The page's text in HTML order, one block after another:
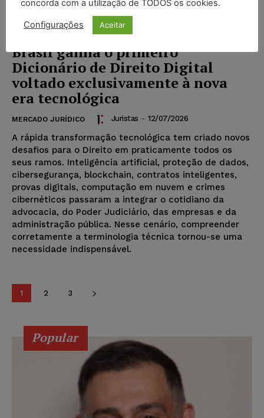
Brasil ganha o primeiro
Dicionário de Direito Digital
voltado exclusivamente à nova
era tecnológica
MERCADO JURÍDICO Juristas - 12/07/2026
A rápida transformação tecnológica tem criado novos
desafios para o Direito em praticamente todos os
seus ramos. Inteligência artificial, proteção de dados,
cibersegurança, blockchain, contratos inteligentes,
provas digitais, computação em nuvem e crimes
cibernéticos passaram a integrar o cotidiano da
advocacia, do Poder Judiciário, das empresas e da
administração pública. Nesse cenário, compreender
corretamente a terminologia técnica tornou-se uma
necessidade indispensável.
1 2 3
Popular
concorda com a utilização de TODOS os cookies.
Configurações Aceitar